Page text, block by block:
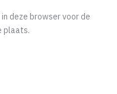
deze browser voor de
plaats.